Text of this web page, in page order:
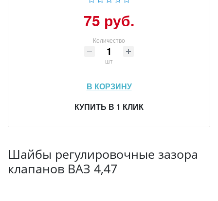
75 руб.
Количество
шт
В КОРЗИНУ
КУПИТЬ В 1 КЛИК
Шайбы регулировочные зазора
клапанов ВАЗ 4,47